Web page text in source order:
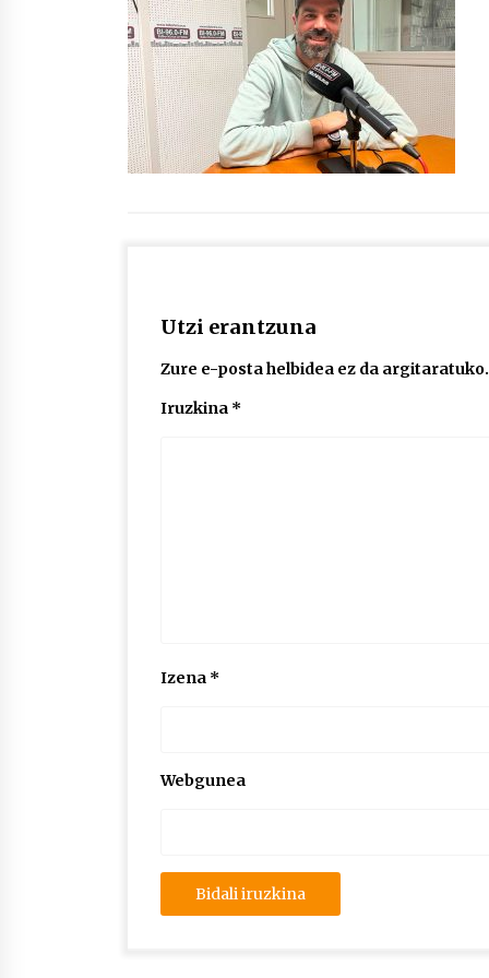
protagonista
2026/07/16
POTTO: San Pedro jaietako bertso-
saioa
2026/07/09
Utzi erantzuna
Zure e-posta helbidea ez da argitaratuko.
Iruzkina *
Izena *
Webgunea